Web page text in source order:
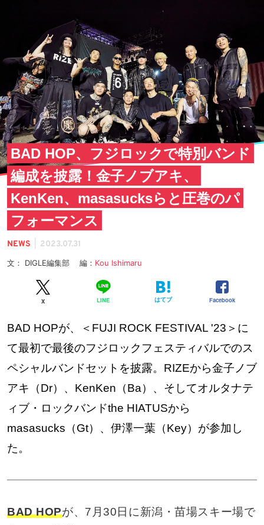
BAD HOP、フジロックで特別バンド
編成を披露！金子ノブアキ、
KenKen、masasucksらと圧巻のパ
フォーマンス
NEWS 2023.07.31
文： DIGLE編集部 編： Kou Ishimaru
X LINE はてブ Facebook
BAD HOPが、＜FUJI ROCK FESTIVAL '23＞に
て最初で最後のフジロックフェスティバルでのス
ペシャルバンドセットを披露。RIZEから金子ノブ
アキ（Dr）、KenKen（Ba）、そしてオルタナテ
ィブ・ロックバンドthe HIATUSから
masasucks（Gt）、伊澤一葉（Key）が参加し
た。
BAD HOPが、7月30日に新潟・苗場スキー場で